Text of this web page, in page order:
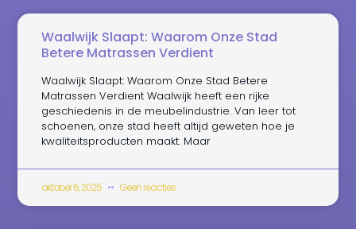
Waalwijk Slaapt: Waarom Onze Stad
Betere Matrassen Verdient
Waalwijk Slaapt: Waarom Onze Stad Betere
Matrassen Verdient Waalwijk heeft een rijke
geschiedenis in de meubelindustrie. Van leer tot
schoenen, onze stad heeft altijd geweten hoe je
kwaliteitsproducten maakt. Maar
oktober 6, 2025 Geen reacties